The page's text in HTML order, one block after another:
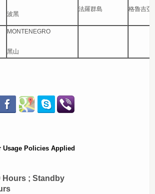
波黑
法羅群島 格魯吉亞
MONTENEGRO
黑山
Usage Policies Applied
Hours ; Standby